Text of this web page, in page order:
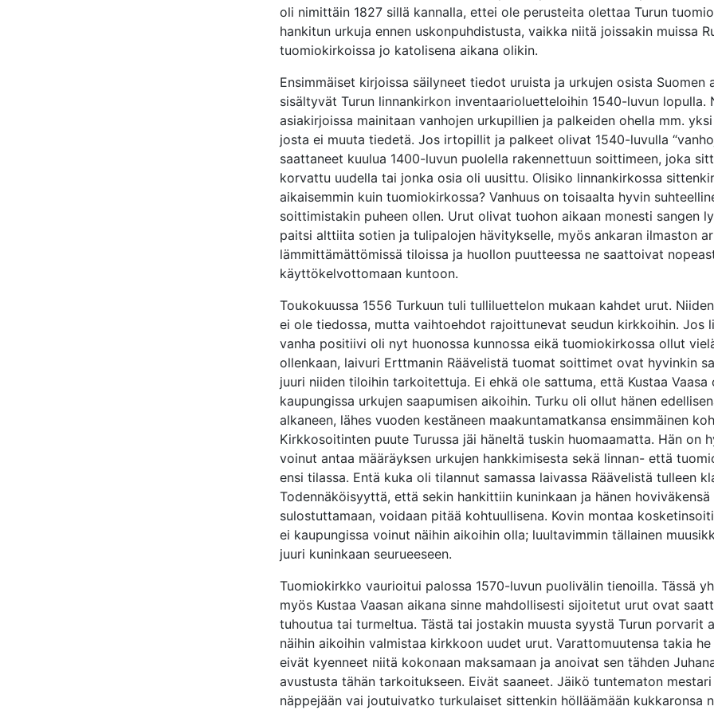
oli nimittäin 1827 sillä kannalla, ettei ole perusteita olettaa Turun
hankitun urkuja ennen uskonpuhdistusta, vaikka niitä joissakin muissa
tuomiokirkoissa jo katolisena aikana olikin.
Ensimmäiset kirjoissa säilyneet tiedot uruista ja urkujen osista Suomen
sisältyvät Turun linnankirkon inventaarioluetteloihin 1540-luvun lopulla.
asiakirjoissa mainitaan vanhojen urkupillien ja palkeiden ohella mm.
josta ei muuta tiedetä. Jos irtopillit ja palkeet olivat 1540-luvulla
saattaneet kuulua 1400-luvun puolella rakennettuun soittimeen, joka
korvattu uudella tai jonka osia oli uusittu. Olisiko linnankirkossa
aikaisemmin kuin tuomiokirkossa? Vanhuus on toisaalta hyvin
soittimistakin puheen ollen. Urut olivat tuohon aikaan monesti sangen
paitsi alttiita sotien ja tulipalojen hävitykselle, myös ankaran ilmaston
lämmittämättömissä tiloissa ja huollon puutteessa ne saattoivat
käyttökelvottomaan kuntoon.
Toukokuussa 1556 Turkuun tuli tulliluettelon mukaan kahdet urut.
ei ole tiedossa, mutta vaihtoehdot rajoittunevat seudun kirkkoihin. Jos
vanha positiivi oli nyt huonossa kunnossa eikä tuomiokirkossa ollut
ollenkaan, laivuri Erttmanin Räävelistä tuomat soittimet ovat hyvinkin
juuri niiden tiloihin tarkoitettuja. Ei ehkä ole sattuma, että Kustaa Vaasa
kaupungissa urkujen saapumisen aikoihin. Turku oli ollut hänen
alkaneen, lähes vuoden kestäneen maakuntamatkansa ensimmäinen
Kirkkosoitinten puute Turussa jäi häneltä tuskin huomaamatta. Hän on
voinut antaa määräyksen urkujen hankkimisesta sekä linnan- että
ensi tilassa. Entä kuka oli tilannut samassa laivassa Räävelistä tulleen
Todennäköisyyttä, että sekin hankittiin kuninkaan ja hänen hoviväkensä
sulostuttamaan, voidaan pitää kohtuullisena. Kovin montaa
ei kaupungissa voinut näihin aikoihin olla; luultavimmin tällainen
juuri kuninkaan seurueeseen.
Tuomiokirkko vaurioitui palossa 1570-luvun puolivälin tienoilla. Tässä
myös Kustaa Vaasan aikana sinne mahdollisesti sijoitetut urut ovat
tuhoutua tai turmeltua. Tästä tai jostakin muusta syystä Turun porvarit
näihin aikoihin valmistaa kirkkoon uudet urut. Varattomuutensa takia
eivät kyenneet niitä kokonaan maksamaan ja anoivat sen tähden
avustusta tähän tarkoitukseen. Eivät saaneet. Jäikö tuntematon
näppejään vai joutuivatko turkulaiset sittenkin hölläämään kukkaronsa